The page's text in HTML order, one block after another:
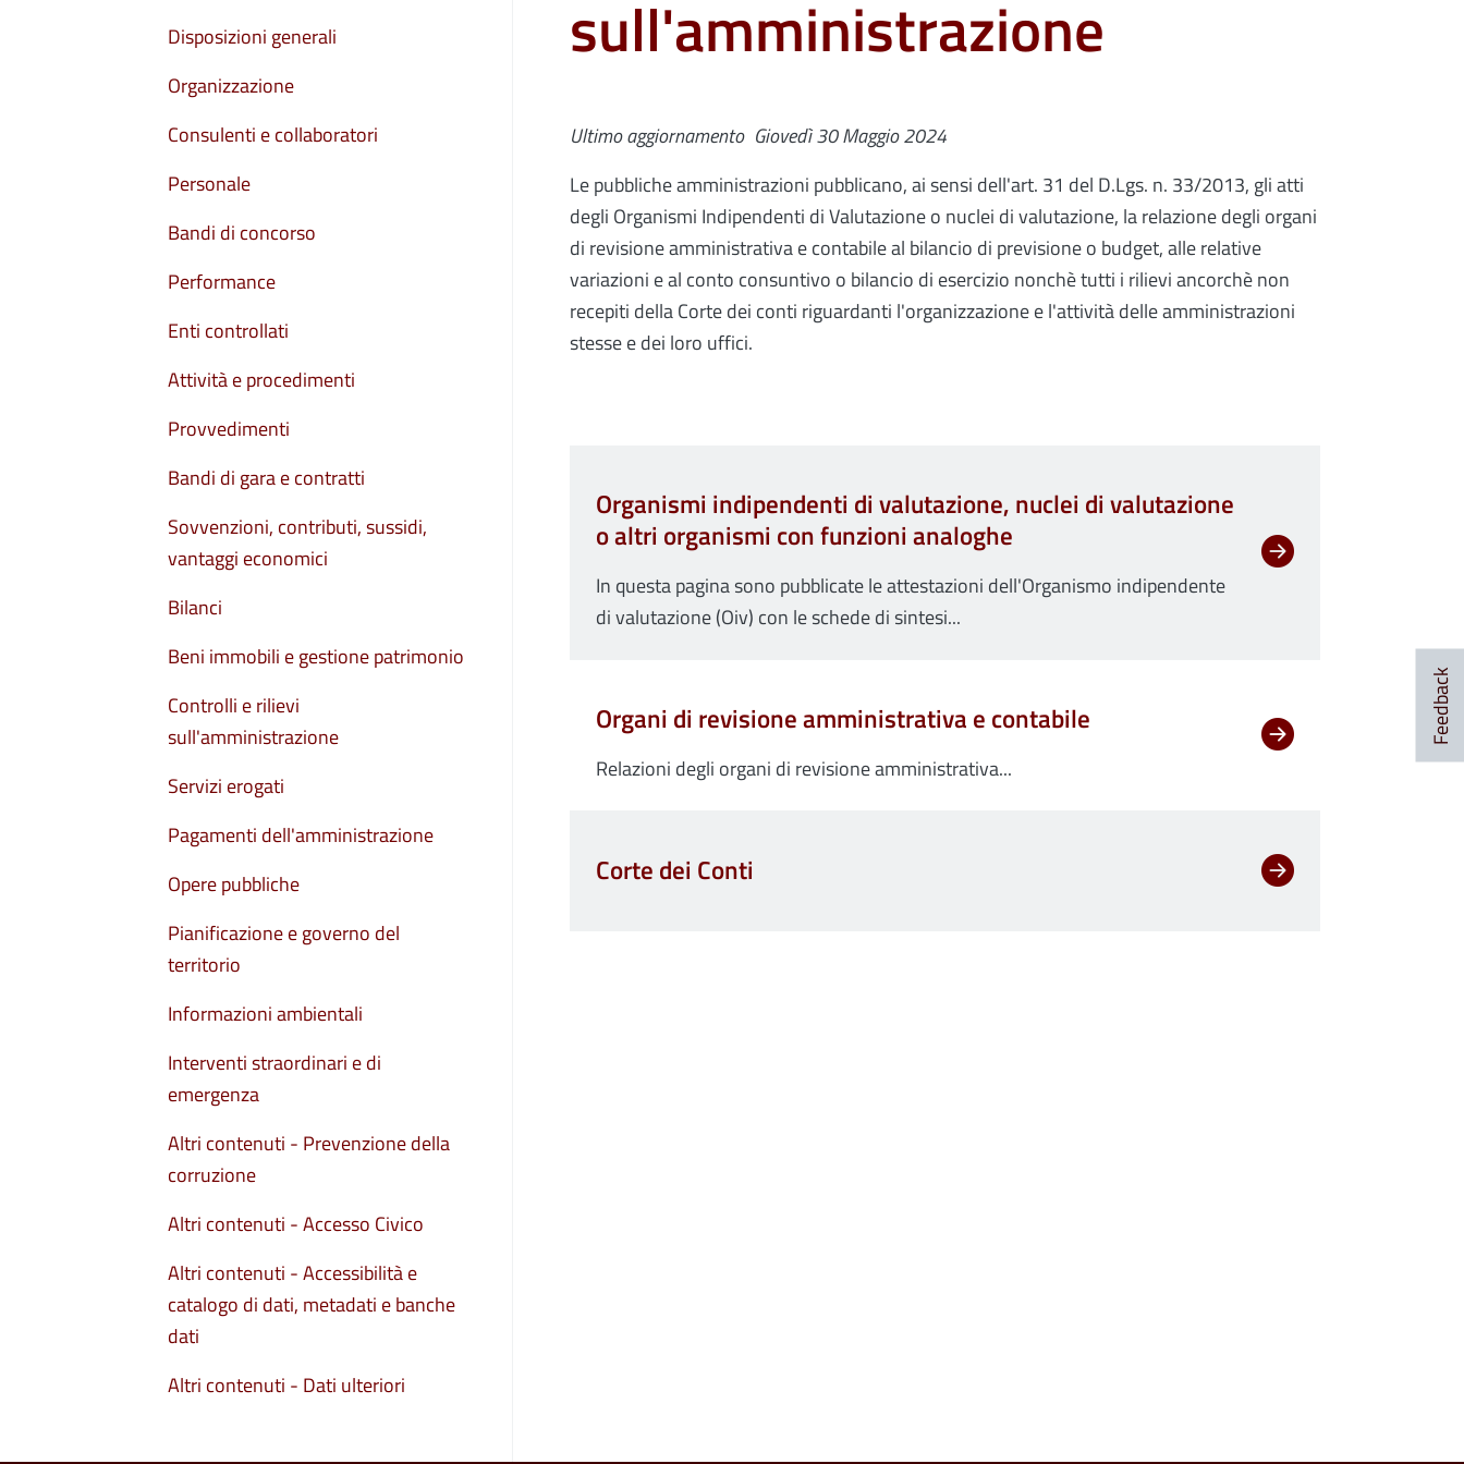
sull'amministrazione
Ultimo aggiornamento Giovedì 30 Maggio 2024
Le pubbliche amministrazioni pubblicano, ai sensi dell'art. 31 del D.Lgs. n. 33/2013, gli atti
degli Organismi Indipendenti di Valutazione o nuclei di valutazione, la relazione degli organi
di revisione amministrativa e contabile al bilancio di previsione o budget, alle relative
variazioni e al conto consuntivo o bilancio di esercizio nonchè tutti i rilievi ancorchè non
recepiti della Corte dei conti riguardanti l'organizzazione e l'attività delle amministrazioni
stesse e dei loro uffici.
Organismi indipendenti di valutazione, nuclei di valutazione
o altri organismi con funzioni analoghe
In questa pagina sono pubblicate le attestazioni dell'Organismo indipendente
di valutazione (Oiv) con le schede di sintesi...
Organi di revisione amministrativa e contabile
Relazioni degli organi di revisione amministrativa...
Corte dei Conti
Disposizioni generali
Organizzazione
Consulenti e collaboratori
Personale
Bandi di concorso
Performance
Enti controllati
Attività e procedimenti
Provvedimenti
Bandi di gara e contratti
Sovvenzioni, contributi, sussidi,
vantaggi economici
Bilanci
Beni immobili e gestione patrimonio
Controlli e rilievi
sull'amministrazione
Servizi erogati
Pagamenti dell'amministrazione
Opere pubbliche
Pianificazione e governo del
territorio
Informazioni ambientali
Interventi straordinari e di
emergenza
Altri contenuti - Prevenzione della
corruzione
Altri contenuti - Accesso Civico
Altri contenuti - Accessibilità e
catalogo di dati, metadati e banche
dati
Altri contenuti - Dati ulteriori
Feedback